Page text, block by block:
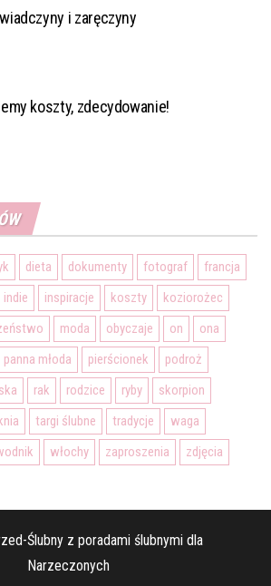
i zaręczyny
koszty, zdecydowanie!
dieta dokumenty fotograf
francja
indie inspiracje koszty
koziorożec
moda obyczaje on
ona
panna młoda pierścionek
podroż
rak rodzice ryby
skorpion
targi ślubne tradycje
waga
włochy zaproszenia
zdjęcia
Ślubny z poradami ślubnymi dla
Narzeczonych